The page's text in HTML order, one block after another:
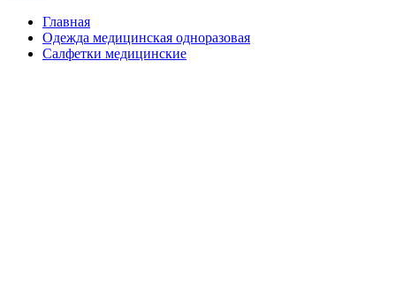
Главная
Одежда медицинская одноразовая
Салфетки медицинские